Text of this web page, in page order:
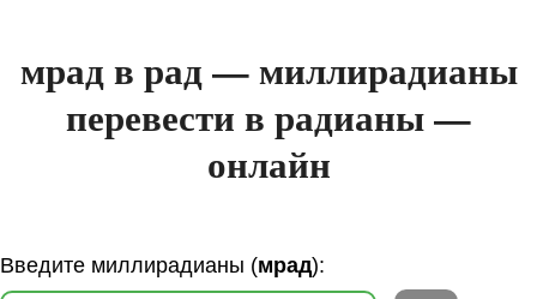
мрад в рад — миллирадианы
перевести в радианы —
онлайн
Введите миллирадианы (мрад):